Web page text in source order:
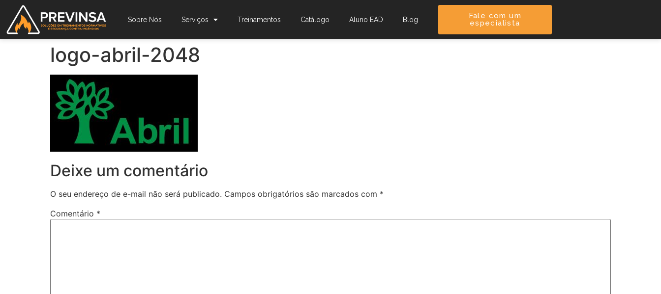
Sobre Nós Serviços Treinamentos Catálogo Aluno EAD Blog
Fale com um
especialista
logo-abril-2048
Deixe um comentário
O seu endereço de e-mail não será publicado. Campos obrigatórios são marcados com *
Comentário *